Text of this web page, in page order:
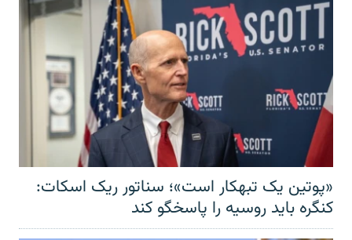
«پوتین یک تبهکار است»؛ سناتور ریک اسکات:
کنگره باید روسیه را پاسخگو کند